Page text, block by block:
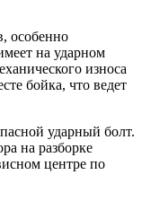
особенно
на ударном
износа
бойка, что ведет
ударный болт.
на разборке
центре по